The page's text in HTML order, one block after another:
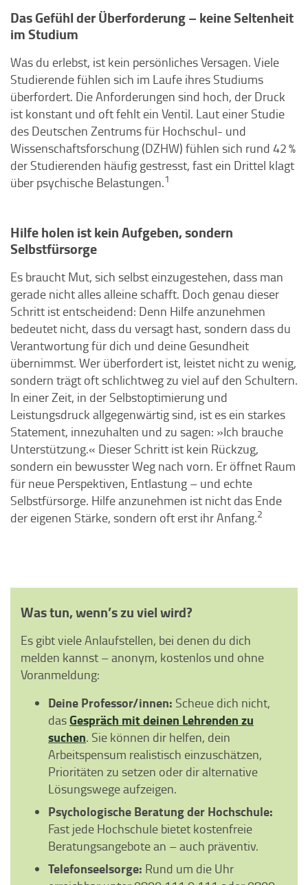
Das Gefühl der Überforderung – keine Seltenheit
im Studium
Was du erlebst, ist kein persönliches Versagen. Viele
Studierende fühlen sich im Laufe ihres Studiums
überfordert. Die Anforderungen sind hoch, der Druck
ist konstant und oft fehlt ein Ventil. Laut einer Studie
des Deutschen Zentrums für Hochschul- und
Wissenschaftsforschung (DZHW) fühlen sich rund 42 %
der Studierenden häufig gestresst, fast ein Drittel klagt
über psychische Belastungen.1
Hilfe holen ist kein Aufgeben, sondern
Selbstfürsorge
Es braucht Mut, sich selbst einzugestehen, dass man
gerade nicht alles alleine schafft. Doch genau dieser
Schritt ist entscheidend: Denn Hilfe anzunehmen
bedeutet nicht, dass du versagt hast, sondern dass du
Verantwortung für dich und deine Gesundheit
übernimmst. Wer überfordert ist, leistet nicht zu wenig,
sondern trägt oft schlichtweg zu viel auf den Schultern.
In einer Zeit, in der Selbstoptimierung und
Leistungsdruck allgegenwärtig sind, ist es ein starkes
Statement, innezuhalten und zu sagen: »Ich brauche
Unterstützung.« Dieser Schritt ist kein Rückzug,
sondern ein bewusster Weg nach vorn. Er öffnet Raum
für neue Perspektiven, Entlastung – und echte
Selbstfürsorge. Hilfe anzunehmen ist nicht das Ende
der eigenen Stärke, sondern oft erst ihr Anfang.2
Was tun, wenn’s zu viel wird?
Es gibt viele Anlaufstellen, bei denen du dich
melden kannst – anonym, kostenlos und ohne
Voranmeldung:
Deine Professor/innen: Scheue dich nicht,
dasGespräch mit deinen Lehrenden zu
suchen. Sie können dir helfen, dein
Arbeitspensum realistisch einzuschätzen,
Prioritäten zu setzen oder dir alternative
Lösungswege aufzeigen.
Psychologische Beratung der Hochschule:
Fast jede Hochschule bietet kostenfreie
Beratungsangebote an – auch präventiv.
Telefonseelsorge: Rund um die Uhr